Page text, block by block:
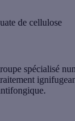
de cellulose
spécialisé